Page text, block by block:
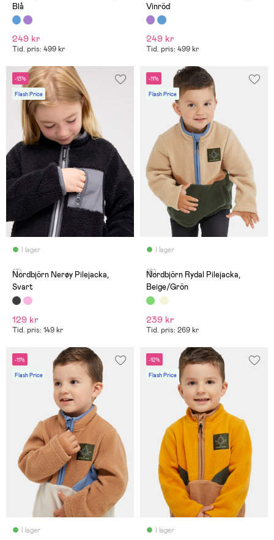
Blå
249 kr
Tid. pris: 499 kr
Vinröd
249 kr
Tid. pris: 499 kr
-13%
Flash Price
I lager
(7)
Nordbjörn Nerøy Pilejacka,
Svart
129 kr
Tid. pris: 149 kr
-11%
Flash Price
I lager
(6)
Nordbjörn Rydal Pilejacka,
Beige/Grön
239 kr
Tid. pris: 269 kr
-11%
Flash Price
I lager
-12%
Flash Price
I lager